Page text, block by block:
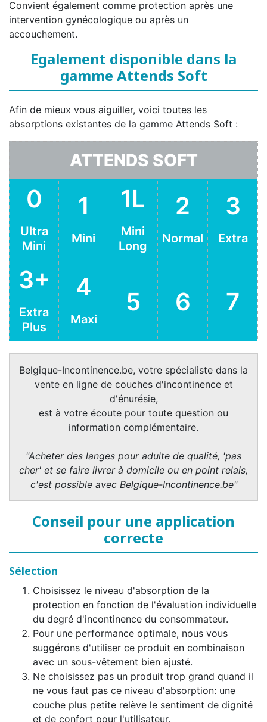
Convient également comme protection après une
intervention gynécologique ou après un
accouchement.
Egalement disponible dans la
gamme Attends Soft
Afin de mieux vous aiguiller, voici toutes les
absorptions existantes de la gamme Attends Soft :
ATTENDS SOFT
0
Ultra
Mini
1
Mini
1L
Mini
Long
2
Normal
3
Extra
3+
Extra
Plus
4
Maxi
5 6 7
Belgique-Incontinence.be, votre spécialiste dans la
vente en ligne de couches d'incontinence et
d'énurésie,
est à votre écoute pour toute question ou
information complémentaire.
"Acheter des langes pour adulte de qualité, 'pas
cher' et se faire livrer à domicile ou en point relais,
c'est possible avec Belgique-Incontinence.be"
Conseil pour une application
correcte
Sélection
Choisissez le niveau d'absorption de la
protection en fonction de l'évaluation individuelle
du degré d'incontinence du consommateur.
Pour une performance optimale, nous vous
suggérons d'utiliser ce produit en combinaison
avec un sous-vêtement bien ajusté.
Ne choisissez pas un produit trop grand quand il
ne vous faut pas ce niveau d'absorption: une
couche plus petite relève le sentiment de dignité
et de confort pour l'utilisateur.